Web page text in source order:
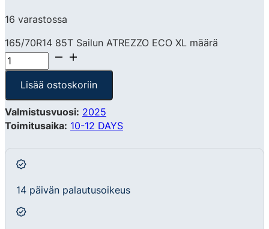
16 varastossa
165/70R14 85T Sailun ATREZZO ECO XL määrä
Lisää ostoskoriin
Valmistusvuosi: 2025
Toimitusaika: 10-12 DAYS
14 päivän palautusoikeus